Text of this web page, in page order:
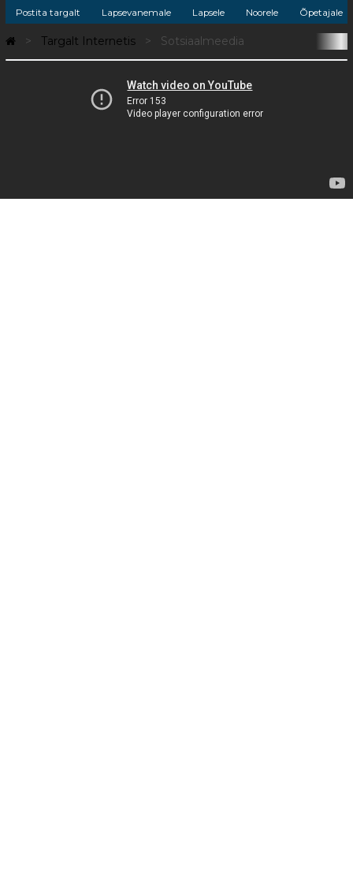
Postita targalt Lapsevanemale Lapsele Noorele Õpetajale
Targalt Internetis Sotsiaalmeedia